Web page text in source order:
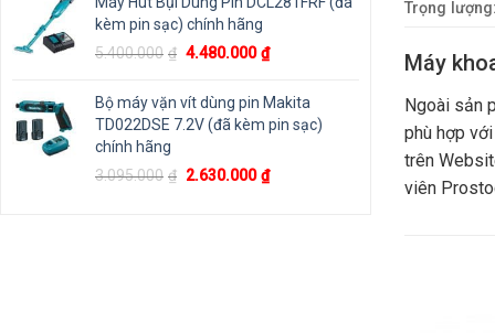
3.400.000₫.
2.895.000₫.
kèm pin sạc) chính hãng
5.400.000 ₫ Giá
là:
5.400.000₫.
4.480.000 ₫Giá
tại
là:
Bộ máy vặn vít dùng pin Makita
TD022DSE 7.2V (đã kèm pin sạc)
chính hãng
3.095.000 ₫ Giá
2.630.000 ₫Giá
Trọng lượng:
Máy
Ngoài sản
phù hợp
trên
viên